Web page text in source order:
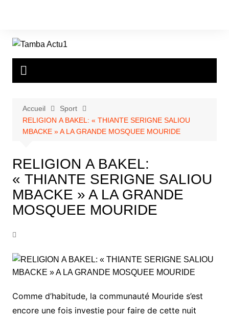
Accueil
Sport
RELIGION A BAKEL: « THIANTE SERIGNE SALIOU
MBACKE » A LA GRANDE MOSQUEE MOURIDE
RELIGION A BAKEL:
« THIANTE SERIGNE SALIOU
MBACKE » A LA GRANDE
MOSQUEE MOURIDE
Comme d’habitude, la communauté Mouride s’est
encore une fois investie pour faire de cette nuit